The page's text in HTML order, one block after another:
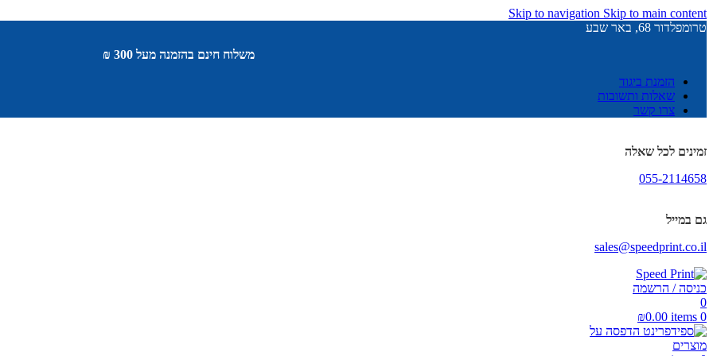
Skip to navigation Skip to main content
טרומפלדור 68, באר שבע
משלוח חינם בהזמנה מעל 300 ₪
הזמנת ביגוד
שאלות ותשובות
צרו קשר
זמינים לכל שאלה
055-2114658
גם במייל
sales@speedprint.co.il
כניסה / הרשמה
0
0
items
₪0.00